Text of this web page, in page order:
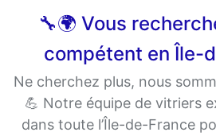
🔧🌍 Vous
compétent en Île-
Ne cherchez plus, nous
💪 Notre équipe de vitriers
dans toute l’Île-de-France